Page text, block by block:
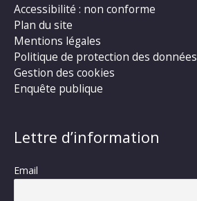
Accessibilité : non conforme
Plan du site
Mentions légales
Politique de protection des données
Gestion des cookies
Enquête publique
Lettre d’information
Email